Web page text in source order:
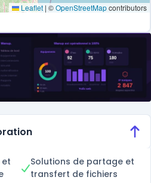
Leaflet | ©OpenStreetMapcontributors
Solutions de partage et
transfert de fichiers